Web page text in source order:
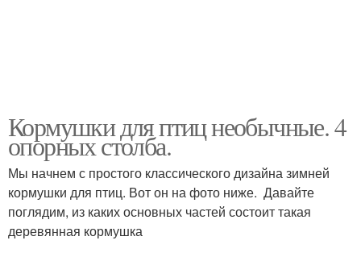
Кормушки для птиц необычные. 4
опорных столба.
Мы начнем с простого классического дизайна зимней
кормушки для птиц. Вот он на фото ниже. Давайте
поглядим, из каких основных частей состоит такая
деревянная кормушка